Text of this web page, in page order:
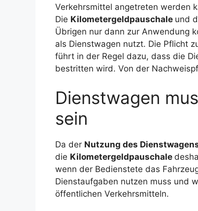
Verkehrsmittel angetreten werden
Die Kilometergeldpauschale und
Übrigen nur dann zur Anwendung
als Dienstwagen nutzt. Die Pflicht
führt in der Regel dazu, dass die
bestritten wird. Von der
Dienstwagen
sein
Da der Nutzung des
die Kilometergeldpauschale
wenn der Bedienstete das
Dienstaufgaben nutzen muss und
öffentlichen Verkehrsmitteln.